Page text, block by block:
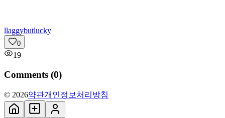
llaggybutlucky
0
19
Comments (0)
© 2026약관개인정보처리방침